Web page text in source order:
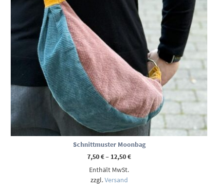
Schnittmuster Moonbag
7,50€– 12,50€Preisspanne:
Enthält MwSt.
zzgl.Versand